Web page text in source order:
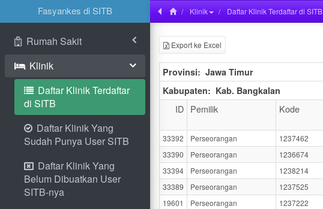
Fasyankes di SITB
Rumah Sakit
Klinik
Daftar Klinik Terdaftar
di SITB
Daftar Klinik Yang
Sudah Punya User SITB
Daftar Klinik Yang
Belum Dibuatkan User
SITB-nya
Klinik Daftar Klinik Terdaftar di SITB
Export ke Excel
Provinsi: Jawa Timur
Kabupaten: Kab. Bangkalan
ID Pemilik Kode
33392 Perseorangan 1237462
33390
Perseorangan 1236674
33394
Perseorangan 1238214
33389
Perseorangan 1237525
19601
Perseorangan 1237222